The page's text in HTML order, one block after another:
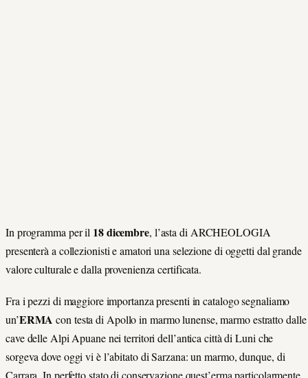
In programma per il 18 dicembre, l’asta di ARCHEOLOGIA
presenterà a collezionisti e amatori una selezione di oggetti dal grande
valore culturale e dalla provenienza certificata.
Fra i pezzi di maggiore importanza presenti in catalogo segnaliamo
un’ERMA con testa di Apollo in marmo lunense, marmo estratto dalle
cave delle Alpi Apuane nei territori dell’antica città di Luni che
sorgeva dove oggi vi è l’abitato di Sarzana: un marmo, dunque, di
Carrara. In perfetto stato di conservazione quest’erma particolarmente